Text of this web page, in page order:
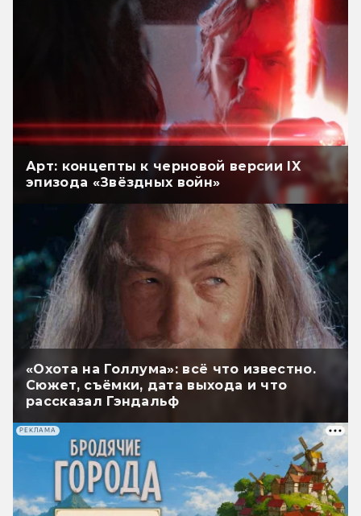
Арт: концепты к черновой версии IX
эпизода «Звёздных войн»
«Охота на Голлума»: всё что известно.
Сюжет, съёмки, дата выхода и что
рассказал Гэндальф
РЕКЛАМА